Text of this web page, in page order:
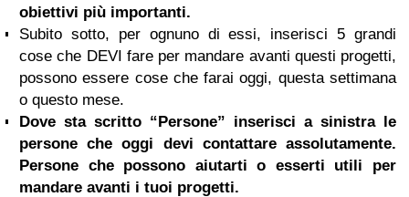
obiettivi più importanti.
Subito sotto, per ognuno di essi, inserisci 5 grandi
cose che DEVI fare per mandare avanti questi progetti,
possono essere cose che farai oggi, questa settimana
o questo mese.
Dove sta scritto “Persone” inserisci a sinistra le
persone che oggi devi contattare assolutamente.
Persone che possono aiutarti o esserti utili per
mandare avanti i tuoi progetti.